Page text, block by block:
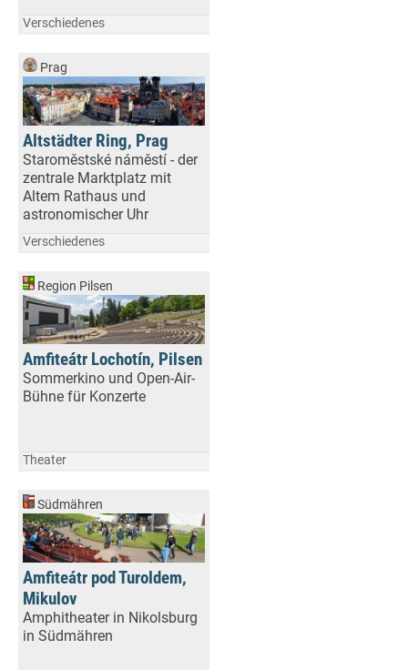
Verschiedenes
Prag
Altstädter Ring, Prag
Staroměstské náměstí - der
zentrale Marktplatz mit
Altem Rathaus und
astronomischer Uhr
Verschiedenes
Region Pilsen
Amfiteátr Lochotín, Pilsen
Sommerkino und Open-Air-
Bühne für Konzerte
Theater
Südmähren
Amfiteátr pod Turoldem,
Mikulov
Amphitheater in Nikolsburg
in Südmähren